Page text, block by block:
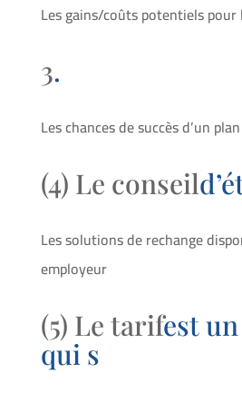
Les gains/coûts potentiels pour
3.
Les chances de succès d’un
(4) Le conseil
Les solutions de rechange
employeur
(5) Le tarifest
qui s